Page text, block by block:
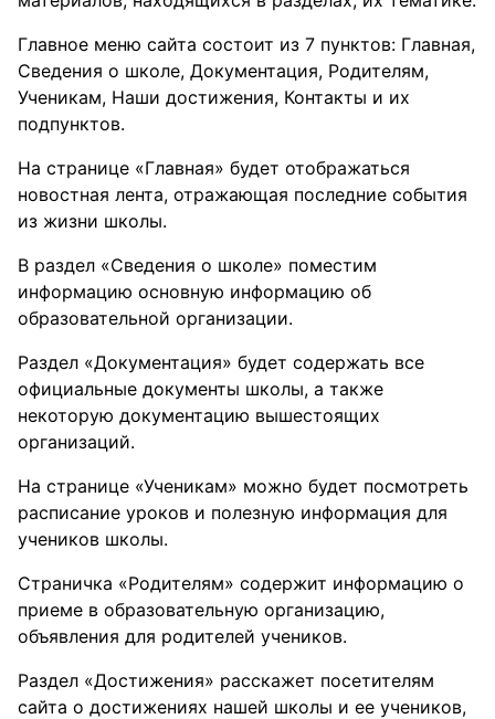
Главное меню сайта состоит из 7 пунктов: Главная,
Сведения о школе, Документация, Родителям,
Ученикам, Наши достижения, Контакты и их
подпунктов.
На странице «Главная» будет отображаться
новостная лента, отражающая последние события
из жизни школы.
В раздел «Сведения о школе» поместим
информацию основную информацию об
образовательной организации.
Раздел «Документация» будет содержать все
официальные документы школы, а также
некоторую документацию вышестоящих
организаций.
На странице «Ученикам» можно будет посмотреть
расписание уроков и полезную информация для
учеников школы.
Страничка «Родителям» содержит информацию о
приеме в образовательную организацию,
объявления для родителей учеников.
Раздел «Достижения» расскажет посетителям
сайта о достижениях нашей школы и ее учеников,